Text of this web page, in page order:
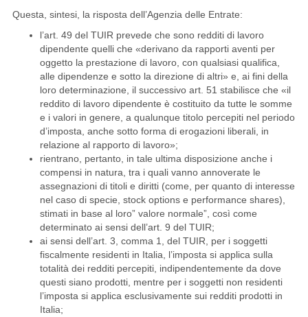
Questa, sintesi, la risposta dell’Agenzia delle Entrate:
l’art. 49 del TUIR prevede che sono redditi di lavoro
dipendente quelli che «derivano da rapporti aventi per
oggetto la prestazione di lavoro, con qualsiasi qualifica,
alle dipendenze e sotto la direzione di altri» e, ai fini della
loro determinazione, il successivo art. 51 stabilisce che «il
reddito di lavoro dipendente è costituito da tutte le somme
e i valori in genere, a qualunque titolo percepiti nel periodo
d’imposta, anche sotto forma di erogazioni liberali, in
relazione al rapporto di lavoro»;
rientrano, pertanto, in tale ultima disposizione anche i
compensi in natura, tra i quali vanno annoverate le
assegnazioni di titoli e diritti (come, per quanto di interesse
nel caso di specie, stock options e performance shares),
stimati in base al loro” valore normale”, così come
determinato ai sensi dell’art. 9 del TUIR;
ai sensi dell’art. 3, comma 1, del TUIR, per i soggetti
fiscalmente residenti in Italia, l’imposta si applica sulla
totalità dei redditi percepiti, indipendentemente da dove
questi siano prodotti, mentre per i soggetti non residenti
l’imposta si applica esclusivamente sui redditi prodotti in
Italia;